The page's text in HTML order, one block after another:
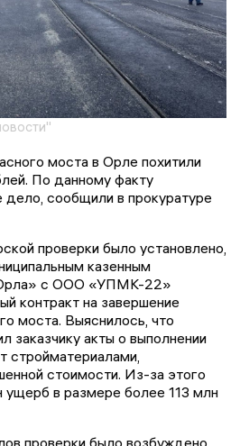
моста в Орле похитили
По данному факту
сообщили в прокуратуре
проверки было установлено,
казенным
с ООО «УПМК-22»
контракт на завершение
моста. Выяснилось, что
заказчику акты о выполнении
стройматериалами,
стоимости. Из-за этого
в размере более 113 млн